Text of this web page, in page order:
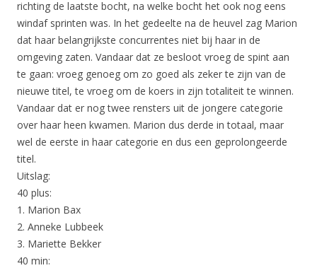
richting de laatste bocht, na welke bocht het ook nog eens
windaf sprinten was. In het gedeelte na de heuvel zag Marion
dat haar belangrijkste concurrentes niet bij haar in de
omgeving zaten. Vandaar dat ze besloot vroeg de spint aan
te gaan: vroeg genoeg om zo goed als zeker te zijn van de
nieuwe titel, te vroeg om de koers in zijn totaliteit te winnen.
Vandaar dat er nog twee rensters uit de jongere categorie
over haar heen kwamen. Marion dus derde in totaal, maar
wel de eerste in haar categorie en dus een geprolongeerde
titel.
Uitslag:
40 plus:
1. Marion Bax
2. Anneke Lubbeek
3. Mariette Bekker
40 min: